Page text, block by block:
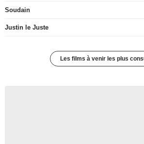
Soudain
Justin le Juste
Les films à venir les plus